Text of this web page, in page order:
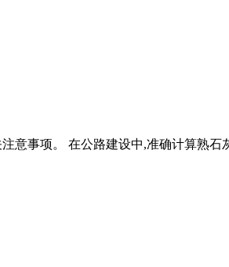
意事项。 在公路建设中,准确计算熟